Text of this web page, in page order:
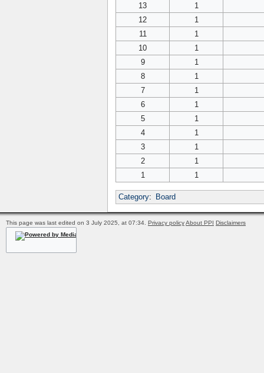
13
1
12
1
11
1
10
1
9
1
8
1
7
1
6
1
5
1
4
1
3
1
2
1
1
1
Category: Board
This page was last edited on 3 July 2025, at 07:34. Privacy policyAbout PPI Disclaimers